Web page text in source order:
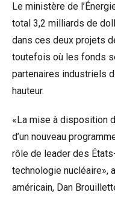
Le ministère de
total 3,2 milliards de
dans ces deux projets
toutefois où les fonds
partenaires industriels
hauteur.
«La mise à disposition
d’un nouveau
rôle de leader des
technologie nucléaire»,
américain, Dan